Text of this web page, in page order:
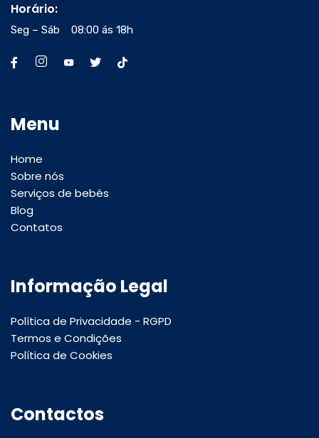
Horário:
Seg – Sáb 08:00 ás 18h
Menu
Home
Sobre nós
Serviços de bebés
Blog
Contatos
Informação Legal
Política de Privacidade - RGPD
Termos e Condições
Política de Cookies
Contactos